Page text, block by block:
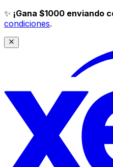
✨ ¡Gana $1000 enviando
condiciones.